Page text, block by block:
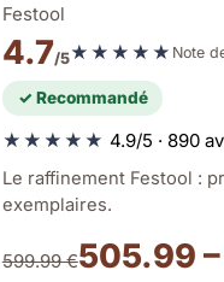
Festool
4.7/5★★★★★ Note
✓ Recommandé
★★★★★ 4.9/5 · 890
Le raffinement Festool :
exemplaires.
599.99 €505.99